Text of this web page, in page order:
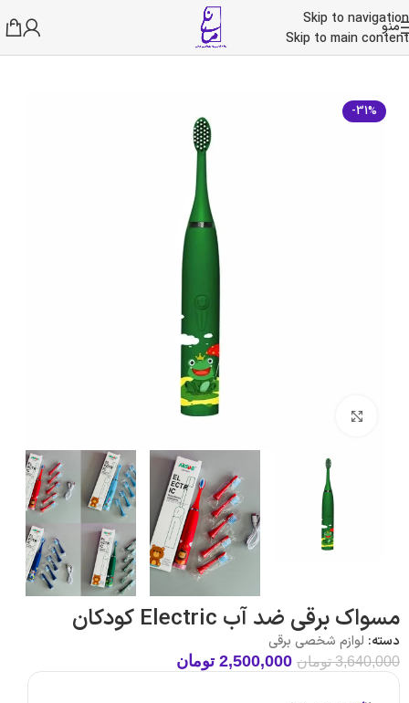
Skip to navigation
Skip to main content
منو
خانه/آرایشی و بهداشتی/ لوازم شخصی برقی
-31%
مسواک برقی ضد آب Electric کودکان
دسته: لوازم شخصی برقی
3,640,000 تومان 2,500,000 تومان